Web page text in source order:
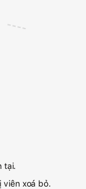
tại.
viên xoá bỏ.